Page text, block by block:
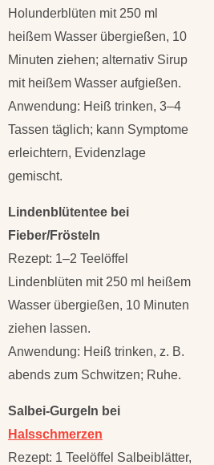
Holunderblüten mit 250 ml
heißem Wasser übergießen, 10
Minuten ziehen; alternativ Sirup
mit heißem Wasser aufgießen.
Anwendung: Heiß trinken, 3–4
Tassen täglich; kann Symptome
erleichtern, Evidenzlage
gemischt.
Lindenblütentee bei
Fieber/Frösteln
Rezept: 1–2 Teelöffel
Lindenblüten mit 250 ml heißem
Wasser übergießen, 10 Minuten
ziehen lassen.
Anwendung: Heiß trinken, z. B.
abends zum Schwitzen; Ruhe.
Salbei-Gurgeln bei
Halsschmerzen
Rezept: 1 Teelöffel Salbeiblätter,